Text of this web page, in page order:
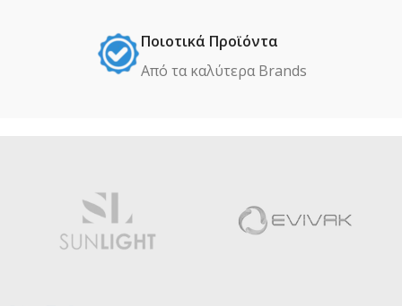
Ποιοτικά Προϊόντα
Από τα καλύτερα Βrands